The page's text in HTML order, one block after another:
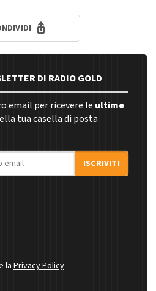
DI RADIO GOLD
email per ricevere le ultime
tua casella di posta
ISCRIVITI
laPrivacy Policy